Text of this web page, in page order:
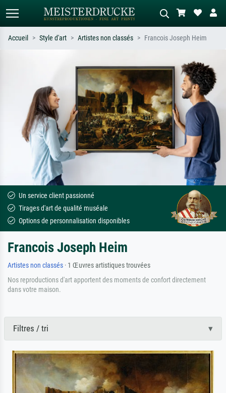
Recherchez par artiste, titre ou style –
ex. Monet, Nuit étoilée,
impressionnisme, vague de Hokusai,
nu.
Décrivez la scène – ex. prairie verte,
abstrait avec beaucoup de rouge,
tableau sombre, nu debout près d'un
arbre.
Accueil Style d'art Artistes non classés Francois Joseph Heim
Un service client passionné
Tirages d'art de qualité muséale
Options de personnalisation disponibles
Francois Joseph Heim
Artistes non classés · 1 Œuvres artistiques trouvées
Nos reproductions d'art apportent des moments de confort directement
dans votre maison.
Filtres / tri